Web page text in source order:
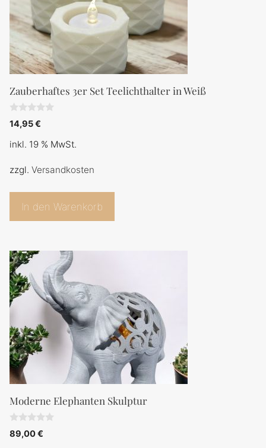
Zauberhaftes 3er Set Teelichthalter in Weiß
0
v
n
14,95€
inkl. 19 % MwSt.
zzgl. Versandkosten
In den Warenkorb
Moderne Elephanten Skulptur
0
v
89,00€